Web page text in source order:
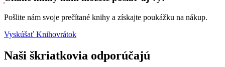
Pošlite nám svoje prečítané knihy a získajte poukážku na nákup.
Vyskúšať Knihovrátok
Naši škriatkovia odporúčajú